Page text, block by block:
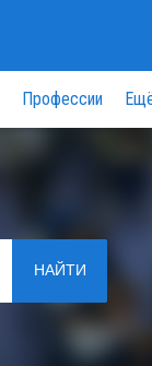
Профессии
НАЙТИ